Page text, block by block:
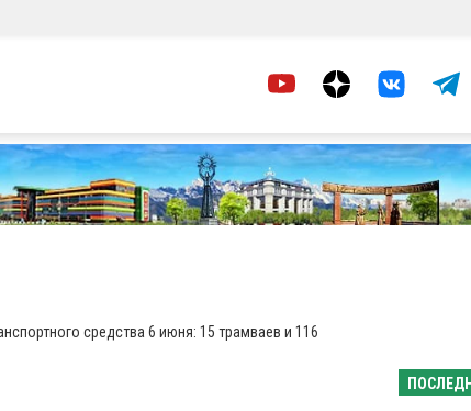
средства 6 июня: 15 трамваев и 116